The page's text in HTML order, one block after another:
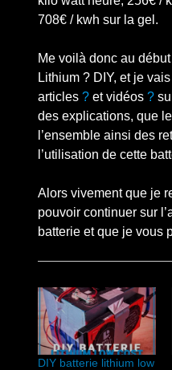
708€ / kwh sur la gel.
Me voilà donc au
Lithium ? DIY, et je
articles ?et vidéos ?
des explications, que
l’ensemble ainsi des
l’utilisation de cette
Alors vivement que je
pouvoir continuer sur
batterie et que je vous
DIY batterie lithium low